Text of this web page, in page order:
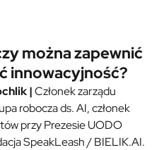
można zapewnić
innowacyjność?
|Członek zarządu
robocza ds. AI, członek
przy Prezesie UODO
SpeakLeash / BIELIK.AI.